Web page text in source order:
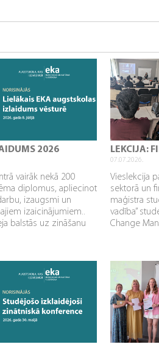
2026
vairāk nekā 200
diplomus, apliecinot
izaugsmi un
izaicinājumiem..
balstās uz zināšanu
LEKCIJA:
07.07.2026.
Vieslekcija
sektorā un
maģistra
vadība”
Change